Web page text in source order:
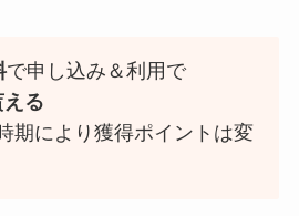
で申し込み＆利用で
る
期により獲得ポイントは変